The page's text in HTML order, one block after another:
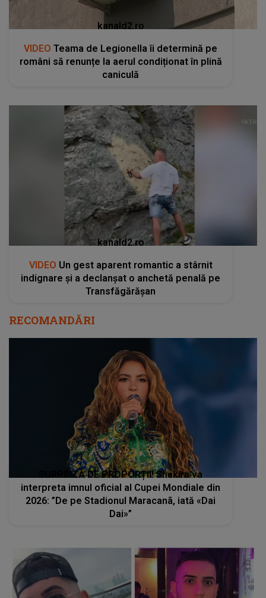
kanald2.ro
VIDEO Teama de Legionella îi determină pe
români să renunțe la aerul condiționat în plină
caniculă
kanald2.ro
VIDEO Un gest aparent romantic a stârnit
indignare și a declanșat o anchetă penală pe
Transfăgărășan
RECOMANDĂRI
SURPRIZĂ DE PROPORȚII! Shakira va
interpreta imnul oficial al Cupei Mondiale din
2026: ”De pe Stadionul Maracanã, iată «Dai
Dai»”